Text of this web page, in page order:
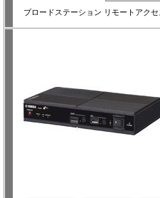
ブロードステーション リモートアク